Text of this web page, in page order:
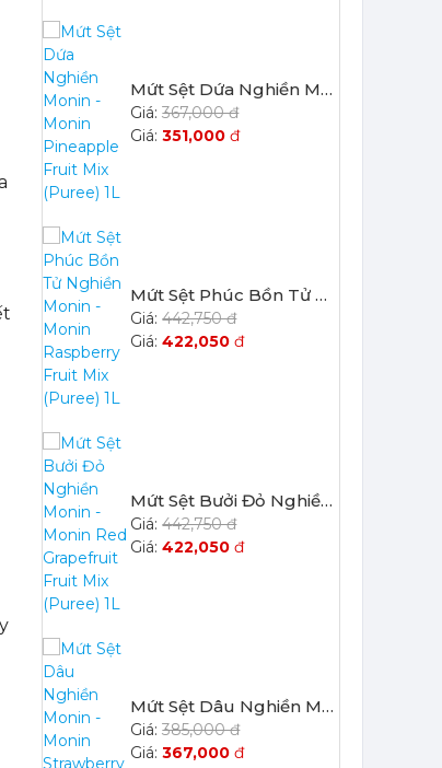
Mứt Sệt Dứa Nghiền Monin - Monin Pineapple Fruit Mix (Puree) 1L
367,000 đ
351,000 đ
Mứt Sệt Phúc Bồn Tử Nghiền Monin - Monin Raspberry Fruit Mix (Puree) 1L
442,750 đ
422,050 đ
Mứt Sệt Bưởi Đỏ Nghiền Monin - Monin Red Grapefruit Fruit Mix (Puree) 1L
442,750 đ
422,050 đ
Mứt Sệt Dâu Nghiền Monin - Monin Strawberry Fruit Mix (Puree) 1L
385,000 đ
367,000 đ